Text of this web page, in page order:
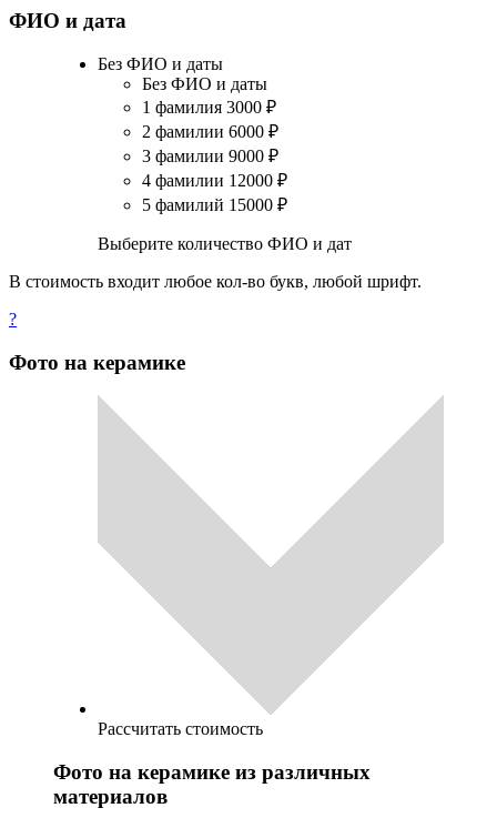
ФИО и дата
Без ФИО и даты
Без ФИО и даты
1 фамилия 3000 ₽
2 фамилии 6000 ₽
3 фамилии 9000 ₽
4 фамилии 12000 ₽
5 фамилий 15000 ₽
Выберите количество ФИО и дат
В стоимость входит любое кол-во букв, любой шрифт.
?
Фото на керамике
Рассчитать стоимость
Фото на керамике из различных
материалов